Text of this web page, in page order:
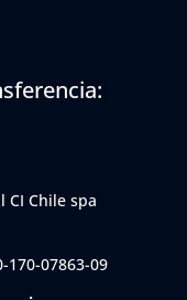
CI Chile spa
170-07863-09